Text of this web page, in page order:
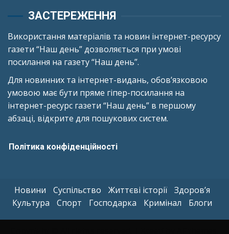
ЗАСТЕРЕЖЕННЯ
Використання матеріалів та новин інтернет-ресурсу
газети “Наш день” дозволяється при умові
посилання на газету “Наш день”.
Для новинних та інтернет-видань, обов’язковою
умовою має бути пряме гіпер-посилання на
інтернет-ресурс газети “Наш день” в першому
абзаці, відкрите для пошукових систем.
Політика конфіденційності
Новини Суспільство Життєві історії
Здоров’я
Культура
Спорт Господарка Кримінал Блоги